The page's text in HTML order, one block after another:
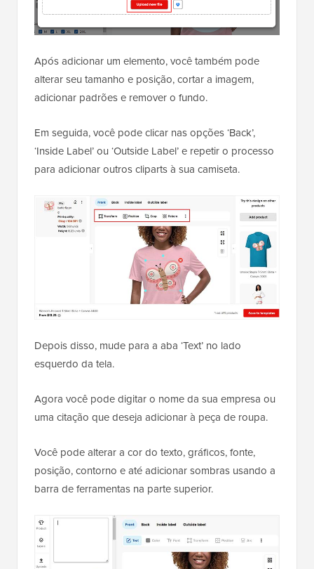
Após adicionar um elemento, você também pode
alterar seu tamanho e posição, cortar a imagem,
adicionar padrões e remover o fundo.
Em seguida, você pode clicar nas opções ‘Back’,
‘Inside Label’ ou ‘Outside Label’ e repetir o processo
para adicionar outros cliparts à sua camiseta.
Depois disso, mude para a aba ‘Text’ no lado
esquerdo da tela.
Agora você pode digitar o nome da sua empresa ou
uma citação que deseja adicionar à peça de roupa.
Você pode alterar a cor do texto, gráficos, fonte,
posição, contorno e até adicionar sombras usando a
barra de ferramentas na parte superior.